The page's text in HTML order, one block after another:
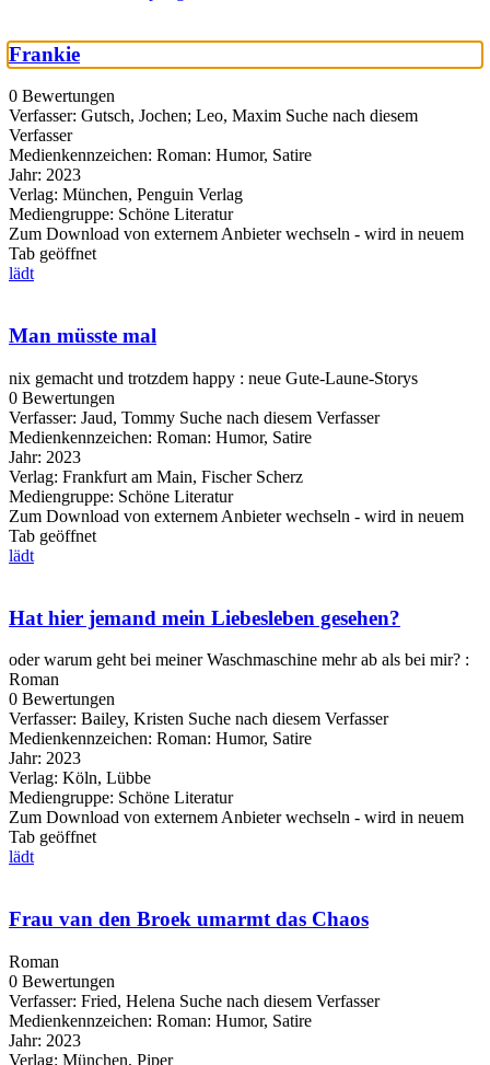
Frankie
0 Bewertungen
Verfasser: Gutsch, Jochen; Leo, Maxim Suche nach diesem
Verfasser
Medienkennzeichen: Roman: Humor, Satire
Jahr: 2023
Verlag: München, Penguin Verlag
Mediengruppe: Schöne Literatur
Zum Download von externem Anbieter wechseln - wird in neuem
Tab geöffnet
lädt
Man müsste mal
nix gemacht und trotzdem happy : neue Gute-Laune-Storys
0 Bewertungen
Verfasser: Jaud, Tommy Suche nach diesem Verfasser
Medienkennzeichen: Roman: Humor, Satire
Jahr: 2023
Verlag: Frankfurt am Main, Fischer Scherz
Mediengruppe: Schöne Literatur
Zum Download von externem Anbieter wechseln - wird in neuem
Tab geöffnet
lädt
Hat hier jemand mein Liebesleben gesehen?
oder warum geht bei meiner Waschmaschine mehr ab als bei mir? :
Roman
0 Bewertungen
Verfasser: Bailey, Kristen Suche nach diesem Verfasser
Medienkennzeichen: Roman: Humor, Satire
Jahr: 2023
Verlag: Köln, Lübbe
Mediengruppe: Schöne Literatur
Zum Download von externem Anbieter wechseln - wird in neuem
Tab geöffnet
lädt
Frau van den Broek umarmt das Chaos
Roman
0 Bewertungen
Verfasser: Fried, Helena Suche nach diesem Verfasser
Medienkennzeichen: Roman: Humor, Satire
Jahr: 2023
Verlag: München, Piper